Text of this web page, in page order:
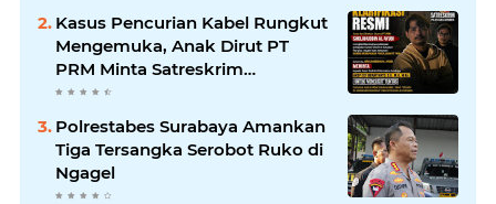
Soewandhie Bertanggung
Jawab
Kasus Pencurian Kabel Rungkut
Mengemuka, Anak Dirut PT
PRM Minta Satreskrim
Polrestabes Surabaya Usut
Hingga Tuntas
Polrestabes Surabaya Amankan
Tiga Tersangka Serobot Ruko di
Ngagel